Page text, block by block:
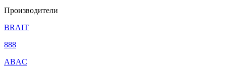
Производители
BRAIT
888
ABAC